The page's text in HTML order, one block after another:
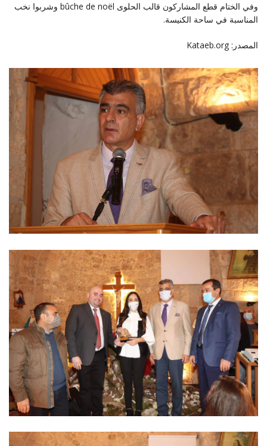
وفي الختام قطع المشاركون قالب الحلوى bûche de noël وشربوا نخب
المناسبة في ساحة الكنيسة.
المصدر: Kataeb.org